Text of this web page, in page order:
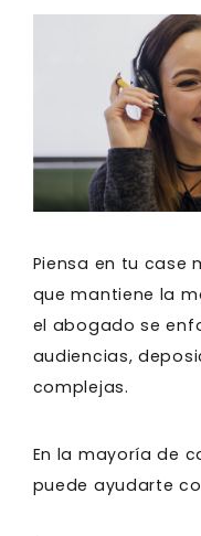
Piensa en tu case
que mantiene la
el abogado se
audiencias,
complejas.
En la mayoría de
puede ayudarte